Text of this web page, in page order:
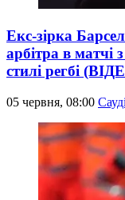
Екс-зірка
арбітра в
стилі регбі
05 червня, 08:00